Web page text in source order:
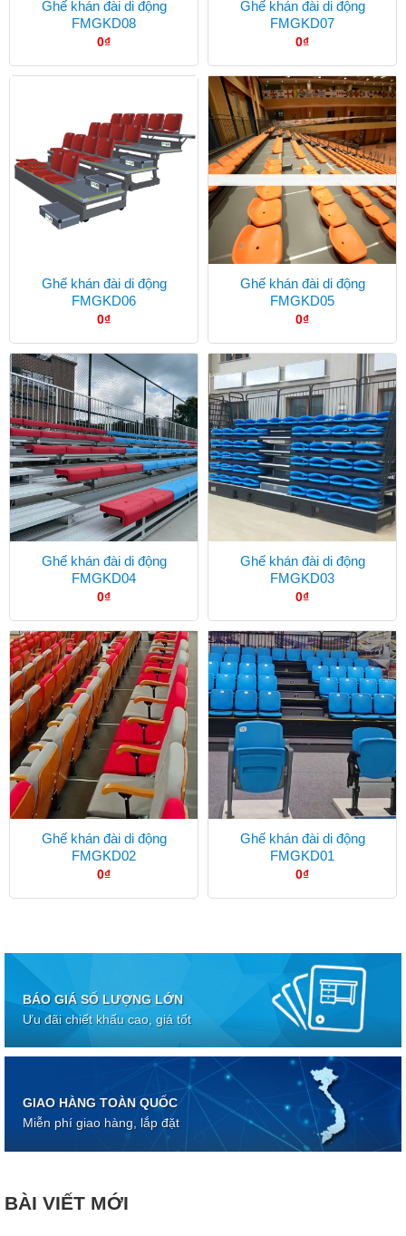
Ghế khán đài di động
FMGKD08
0₫
Ghế khán đài di động
FMGKD07
0₫
Ghế khán đài di động
FMGKD06
0₫
Ghế khán đài di động
FMGKD05
0₫
Ghế khán đài di động
FMGKD04
0₫
Ghế khán đài di động
FMGKD03
0₫
Ghế khán đài di động
FMGKD02
0₫
Ghế khán đài di động
FMGKD01
0₫
BÁO GIÁ SỐ LƯỢNG LỚN
Ưu đãi chiết khấu cao, giá tốt
GIAO HÀNG TOÀN QUỐC
Miễn phí giao hàng, lắp đặt
BÀI VIẾT MỚI